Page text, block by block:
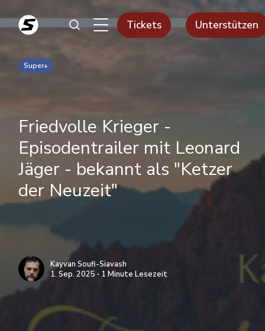
Tickets Unterstützen
Super+
Friedvolle Krieger -
Episodentrailer mit Leonard
Jäger - bekannt als "Ketzer
der Neuzeit"
Kayvan Soufi-Siavash
1. Sep. 2025 ∙ 1 Minute Lesezeit